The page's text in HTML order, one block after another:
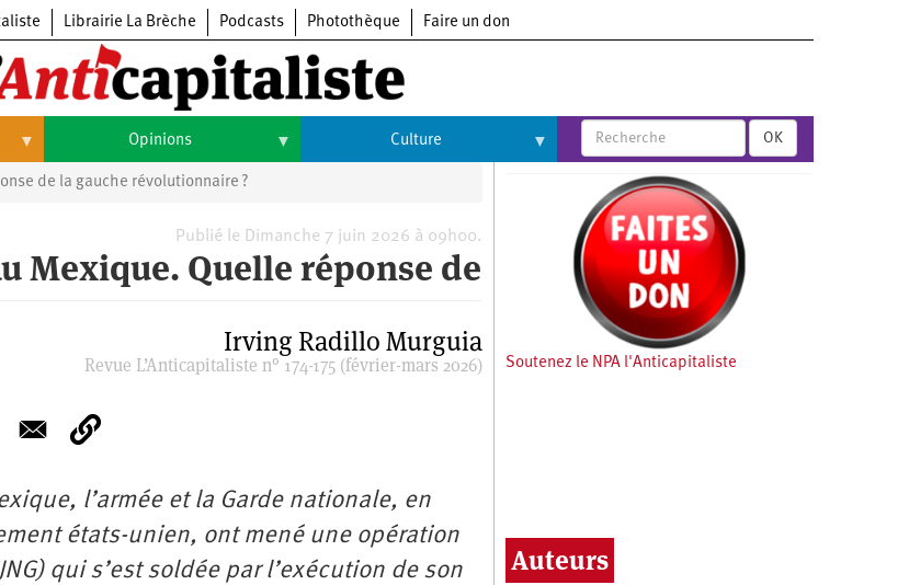
Librairie La Brèche Podcasts Photothèque Faire un don
Opinions
Opinions
Culture
Arts
Cinéma
Livres
OK
de la gauche révolutionnaire ?
Publié le Dimanche 7 juin 2026 à 09h00.
Mexique. Quelle réponse de
Irving Radillo Murguia
Revue L’Anticapitaliste n° 174-175 (février-mars 2026)
l’armée et la Garde nationale, en
états-unien, ont mené une opération
qui s’est soldée par l’exécution de son
Soutenez le NPA l'Anticapitaliste
Auteurs